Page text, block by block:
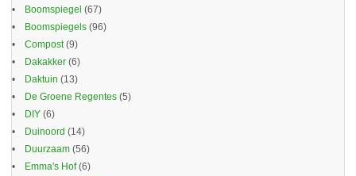
Boomspiegel (67)
Boomspiegels (96)
Compost(9)
Dakakker (6)
Daktuin (13)
De Groene Regentes (5)
DIY (6)
Duinoord (14)
Duurzaam (56)
Emma's Hof(6)